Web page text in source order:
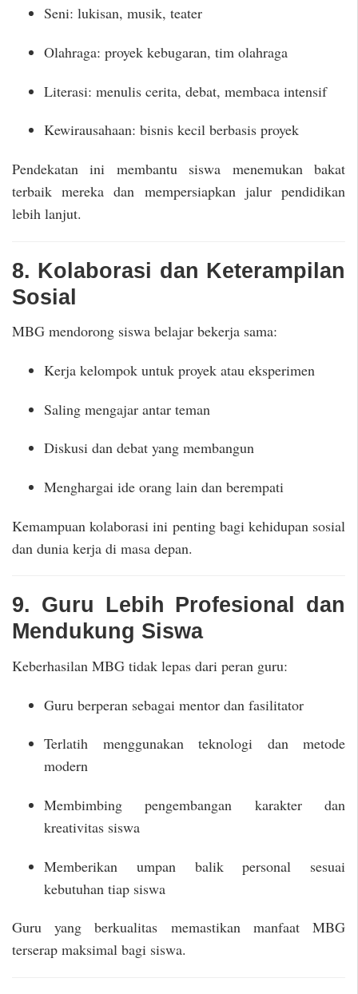
Seni: lukisan, musik, teater
Olahraga: proyek kebugaran, tim olahraga
Literasi: menulis cerita, debat, membaca intensif
Kewirausahaan: bisnis kecil berbasis proyek
Pendekatan ini membantu siswa menemukan bakat
terbaik mereka dan mempersiapkan jalur pendidikan
lebih lanjut.
8. Kolaborasi dan Keterampilan
Sosial
MBG mendorong siswa belajar bekerja sama:
Kerja kelompok untuk proyek atau eksperimen
Saling mengajar antar teman
Diskusi dan debat yang membangun
Menghargai ide orang lain dan berempati
Kemampuan kolaborasi ini penting bagi kehidupan sosial
dan dunia kerja di masa depan.
9. Guru Lebih Profesional dan
Mendukung Siswa
Keberhasilan MBG tidak lepas dari peran guru:
Guru berperan sebagai mentor dan fasilitator
Terlatih menggunakan teknologi dan metode
modern
Membimbing pengembangan karakter dan
kreativitas siswa
Memberikan umpan balik personal sesuai
kebutuhan tiap siswa
Guru yang berkualitas memastikan manfaat MBG
terserap maksimal bagi siswa.